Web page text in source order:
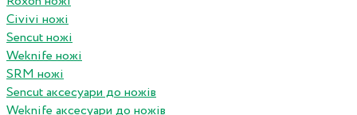
Civivi ножі
Sencut ножі
Weknife ножі
SRM ножі
Sencut аксесуари до ножів
Weknife аксесуари до ножів